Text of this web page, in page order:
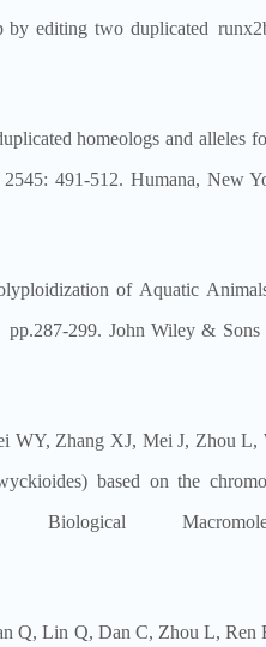
editing two duplicated
homeologs and alleles
491-512. Humana, New
of Aquatic
299. John Wiley &
Zhang XJ, Mei J, Zhou L,
based on the
Q, Lin Q, Dan C, Zhou L, Ren